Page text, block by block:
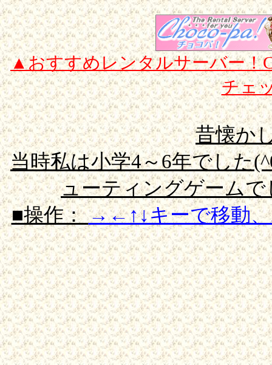
▲おすすめレンタルサーバー！
チェ
昔懐か
当時私は小学4～6年でした
ューティングゲーム
■操作：→←↑↓キーで移動、